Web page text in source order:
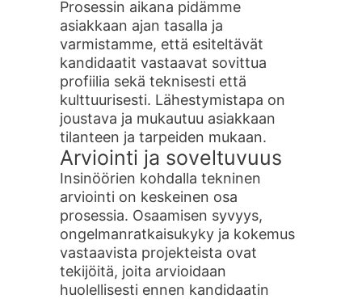
Prosessin aikana pidämme
asiakkaan ajan tasalla ja
varmistamme, että esiteltävät
kandidaatit vastaavat sovittua
profiilia sekä teknisesti että
kulttuurisesti. Lähestymistapa on
joustava ja mukautuu asiakkaan
tilanteen ja tarpeiden mukaan.
Arviointi ja soveltuvuus
Insinöörien kohdalla tekninen
arviointi on keskeinen osa
prosessia. Osaamisen syvyys,
ongelmanratkaisukyky ja kokemus
vastaavista projekteista ovat
tekijöitä, joita arvioidaan
huolellisesti ennen kandidaatin